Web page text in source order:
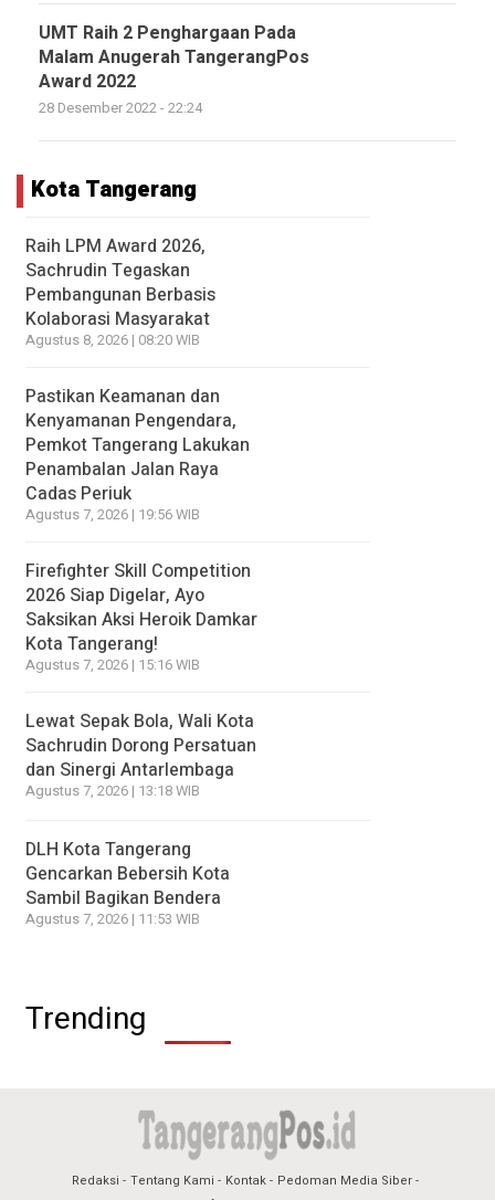
UMT Raih 2 Penghargaan Pada
Malam Anugerah TangerangPos
Award 2022
28 Desember 2022 - 22:24
Kota Tangerang
Raih LPM Award 2026,
Sachrudin Tegaskan
Pembangunan Berbasis
Kolaborasi Masyarakat
Agustus 8, 2026 | 08:20 WIB
Pastikan Keamanan dan
Kenyamanan Pengendara,
Pemkot Tangerang Lakukan
Penambalan Jalan Raya
Cadas Periuk
Agustus 7, 2026 | 19:56 WIB
Firefighter Skill Competition
2026 Siap Digelar, Ayo
Saksikan Aksi Heroik Damkar
Kota Tangerang!
Agustus 7, 2026 | 15:16 WIB
Lewat Sepak Bola, Wali Kota
Sachrudin Dorong Persatuan
dan Sinergi Antarlembaga
Agustus 7, 2026 | 13:18 WIB
DLH Kota Tangerang
Gencarkan Bebersih Kota
Sambil Bagikan Bendera
Agustus 7, 2026 | 11:53 WIB
Trending
Redaksi Tentang Kami Kontak
Pedoman Media Siber